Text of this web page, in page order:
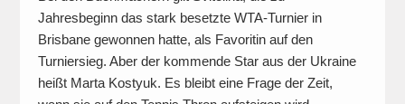
Jahresbeginn das stark besetzte WTA-Turnier in
Brisbane gewonnen hatte, als Favoritin auf den
Turniersieg. Aber der kommende Star aus der Ukraine
heißt Marta Kostyuk. Es bleibt eine Frage der Zeit,